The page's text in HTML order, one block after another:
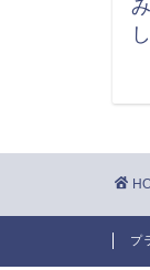
プ